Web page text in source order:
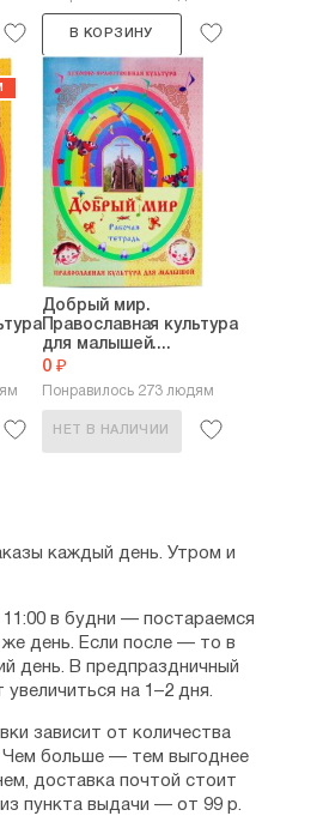
В КОРЗИНУ
Добрый мир.
Православная культура
для малышей....
0 ₽
Понравилось 273 людям
НЕТ В НАЛИЧИИ
каждый день. Утром и
в будни — постараемся
день. Если после — то в
день. В предпраздничный
увеличиться на 1–2 дня.
зависит от количества
Чем больше — тем выгоднее
доставка почтой стоит
пункта выдачи — от 99 р.